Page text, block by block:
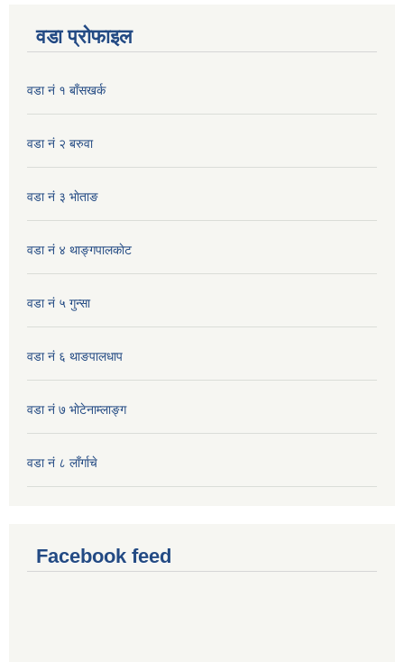
वडा प्रोफाइल
वडा नं १ बाँसखर्क
वडा नं २ बरुवा
वडा नं ३ भाेताङ
वडा नं ४ थाङ्गपालकाेट
वडा नं ५ गुन्सा
वडा नं ६ थाङपालधाप
वडा नं ७ भाेटेनाम्लाङ्ग
वडा नं ८ लाँर्गाचे
Facebook feed